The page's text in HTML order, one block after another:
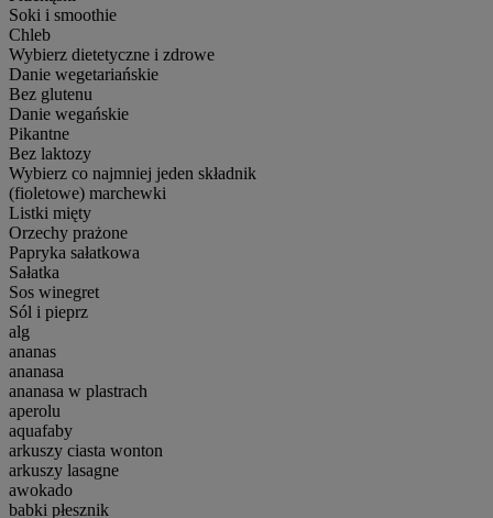
Soki i smoothie
Chleb
Wybierz dietetyczne i zdrowe
Danie wegetariańskie
Bez glutenu
Danie wegańskie
Pikantne
Bez laktozy
Wybierz co najmniej jeden składnik
(fioletowe) marchewki
Listki mięty
Orzechy prażone
Papryka sałatkowa
Sałatka
Sos winegret
Sól i pieprz
alg
ananas
ananasa
ananasa w plastrach
aperolu
aquafaby
arkuszy ciasta wonton
arkuszy lasagne
awokado
babki płesznik